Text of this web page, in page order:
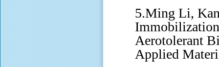
5.Ming Li,
Aerotolerant
Applied